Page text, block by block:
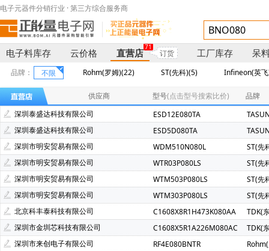
电子元器件分销行业 · 第三方综合服务商
电子料库存 云价格 直营店
71
订货 工厂库存 呆
品牌： 不限 Rohm(罗姆)(22) ST(先科)(5)
Infineon(英
Fujitsu(富士通)(2)
Avago(安华高)(1)
Himax(奇景光电)(1)
Microchip(微芯
DA Technology(电安)(1)
供应商 型号(点击型号搜索比价)
品牌
深圳泰盛达科技有限公司
ESD12E080TA
深圳泰盛达科技有限公司
ESD5D080TA
深圳市明安贸易有限公司
WDM510N080L
ST(先
深圳市明安贸易有限公司
WTR03P080LS
ST(先
深圳市明安贸易有限公司
WTM503P080LS
ST(先
深圳市明安贸易有限公司
WTM303P080LS
ST(先
北京科丰泰科技有限公司
C1608X8R1H473K080AA
TDK(
深圳市金圳芯科技有限公司
C1608X5R1A226M080AC
TDK(
深圳市来创电子有限公司
RF4E080BNTR